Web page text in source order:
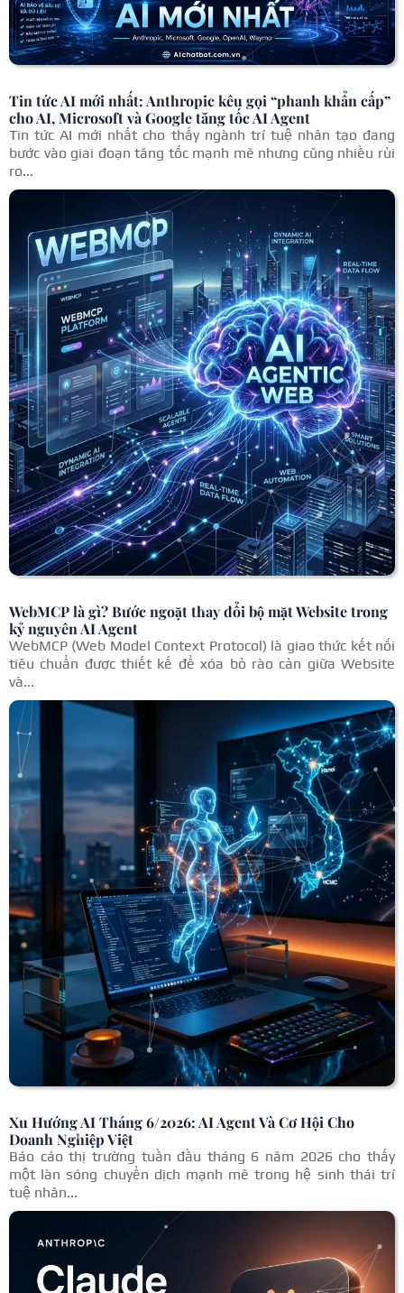
Tin tức AI mới nhất: Anthropic kêu gọi “phanh khẩn cấp”
cho AI, Microsoft và Google tăng tốc AI Agent
Tin tức AI mới nhất cho thấy ngành trí tuệ nhân tạo đang
bước vào giai đoạn tăng tốc mạnh mẽ nhưng cũng nhiều rủi
ro...
WebMCP là gì? Bước ngoặt thay đổi bộ mặt Website trong
kỷ nguyên AI Agent
WebMCP (Web Model Context Protocol) là giao thức kết nối
tiêu chuẩn được thiết kế để xóa bỏ rào cản giữa Website
và...
Xu Hướng AI Tháng 6/2026: AI Agent Và Cơ Hội Cho
Doanh Nghiệp Việt
Báo cáo thị trường tuần đầu tháng 6 năm 2026 cho thấy
một làn sóng chuyển dịch mạnh mẽ trong hệ sinh thái trí
tuệ nhân...